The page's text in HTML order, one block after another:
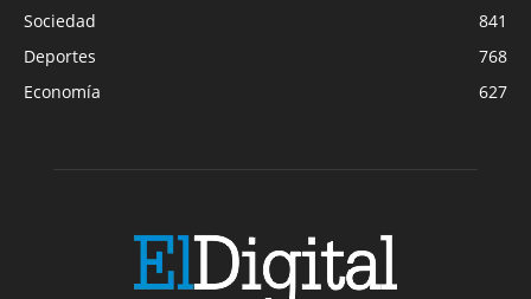
Sociedad
841
Deportes
768
Economía
627